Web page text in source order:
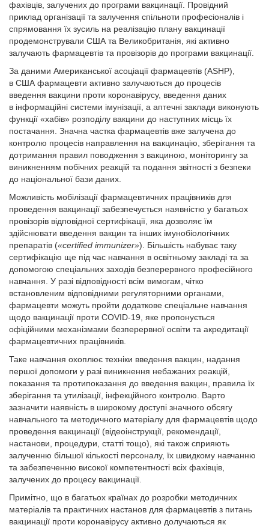
фахівців, залучених до програми вакцинації. Провідний
приклад організації та залучення спільноти професіоналів і
спрямовання їх зусиль на реалізацію плану вакцинації
продемонстрували США та Великобританія, які активно
залучають фармацевтів та провізорів до програми вакцинації.
За даними Американської асоціації фармацевтів (ASHP),
в США фармацевти активно залучаються до процесів
введення вакцини проти коронавірусу, введення даних
в інформаційні системи імунізації, а аптечні заклади виконують
функції «хабів» розподілу вакцини до наступних місць їх
постачання. Значна частка фармацевтів вже залучена до
контролю процесів направлення на вакцинацію, зберігання та
дотримання правил поводження з вакциною, моніторингу за
виникненням побічних реакцій та подання звітності з безпеки
до національної бази даних.
Можливість мобілізації фармацевтичних працівників для
проведення вакцинації забезпечується наявністю у багатьох
провізорів відповідної сертифікації, яка дозволяє їм
здійснювати введення вакцин та інших імунобіологічних
препаратів («certified immunizer»). Більшість набуває таку
сертифікацію ще під час навчання в освітньому закладі та за
допомогою спеціальних заходів безперервного професійного
навчання. У разі відповідності всім вимогам, чітко
встановленим відповідними регуляторними органами,
фармацевти можуть пройти додаткове спеціальне навчання
щодо вакцинації проти COVID-19, яке пропонується
офіційними механізмами безперервної освіти та акредитації
фармацевтичних працівників.
Таке навчання охоплює техніки введення вакцин, надання
першої допомоги у разі виникнення небажаних реакцій,
показання та протипоказання до введення вакцин, правила їх
зберігання та утилізації, інфекційного контролю. Варто
зазначити наявність в широкому доступі значного обсягу
навчального та методичного матеріалу для фармацевтів щодо
проведення вакцинації (відеоінструкції, рекомендації,
настанови, процедури, статті тощо), які також сприяють
залученню більшої кількості персоналу, їх швидкому навчанню
та забезпеченню високої компетентності всіх фахівців,
залучених до процесу вакцинації.
Примітно, що в багатьох країнах до розробки методичних
матеріалів та практичних настанов для фармацевтів з питань
вакцинації проти коронавірусу активно долучаються як